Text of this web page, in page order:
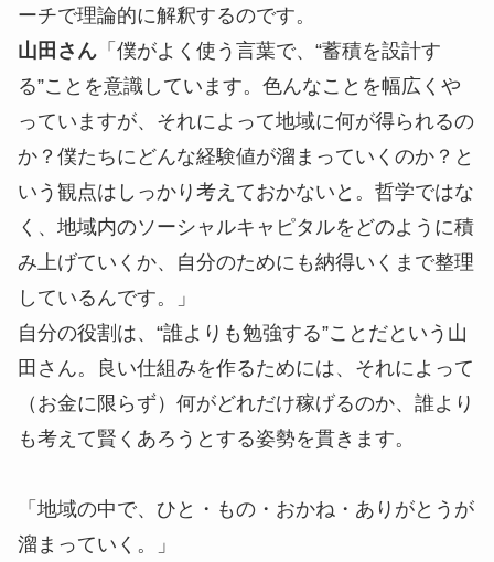
何をやるにしても、経済的な価値と非経済的な価値
のバランスを見極めることを欠かしません。今まで
培ってきた感覚と、社会学としての学術的なアプロ
ーチで理論的に解釈するのです。
山田さん
「僕がよく使う言葉で、“蓄積を設計す
る”ことを意識しています。色んなことを幅広くや
っていますが、それによって地域に何が得られるの
いう観点はしっかり考えておかないと。哲学ではな
く、地域内のソーシャルキャピタルをどのように積